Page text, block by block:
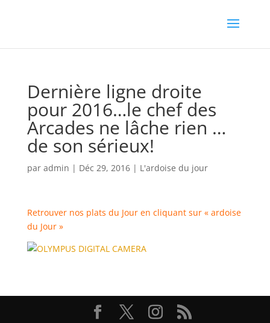
Dernière ligne droite
pour 2016…le chef des
Arcades ne lâche rien …
de son sérieux!
par admin | Déc 29, 2016| L'ardoise du jour
Retrouver nos plats du Jour en cliquant sur « ardoise
du Jour »